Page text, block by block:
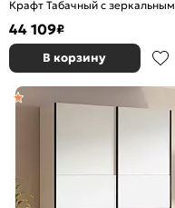
Крафт Табачный с зеркальным
44 109₽
В корзину